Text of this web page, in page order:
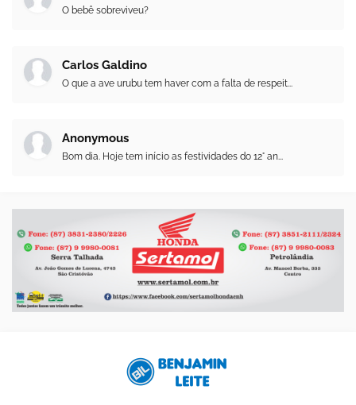
O bebê sobreviveu?
Carlos Galdino
O que a ave urubu tem haver com a falta de respeit...
Anonymous
Bom dia. Hoje tem início as festividades do 12° an...